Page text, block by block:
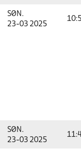
SØN.
23-03 2025
SØN.
23-03 2025